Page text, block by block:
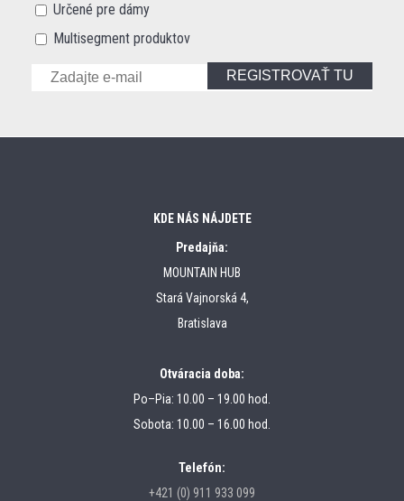
Určené pre dámy
Multisegment produktov
REGISTROVAŤ TU
KDE NÁS NÁJDETE
Predajňa:
MOUNTAIN HUB
Stará Vajnorská 4,
Bratislava
Otváracia doba:
Po–Pia: 10.00 – 19.00 hod.
Sobota: 10.00 – 16.00 hod.
Telefón:
+421 (0) 911 933 099